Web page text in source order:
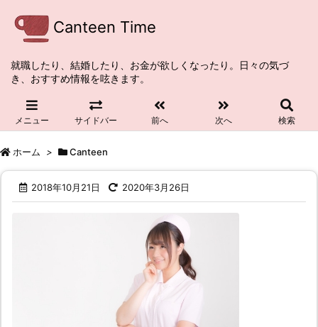
Canteen Time
就職したり、結婚したり、お金が欲しくなったり。日々の気づ
き、おすすめ情報を呟きます。
メニュー サイドバー 前へ 次へ 検索
ホーム > Canteen
2018年10月21日 2020年3月26日